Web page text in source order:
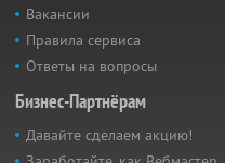
Вакансии
Правила сервиса
Ответы на вопросы
Бизнес-Партнёрам
Давайте сделаем акцию!